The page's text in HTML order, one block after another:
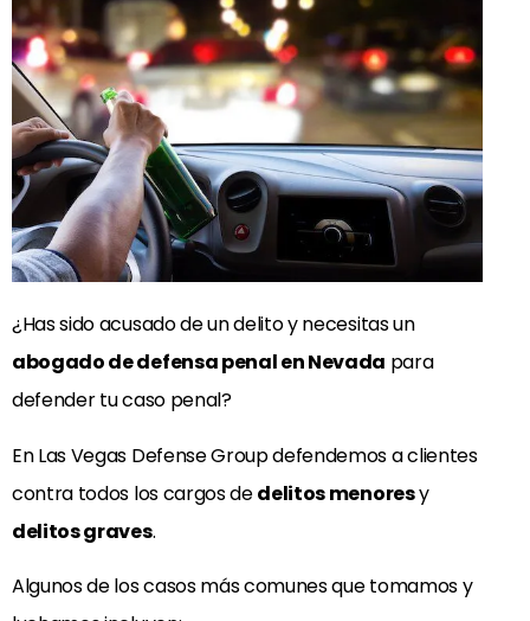
¿Has sido acusado de un delito y necesitas un
abogado de defensa penal en Nevada para
defender tu caso penal?
En Las Vegas Defense Group defendemos a clientes
contra todos los cargos dedelitos menoresy
delitos graves.
Algunos de los casos más comunes que tomamos y